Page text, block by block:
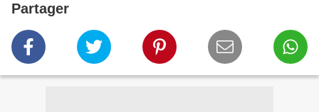
Partager